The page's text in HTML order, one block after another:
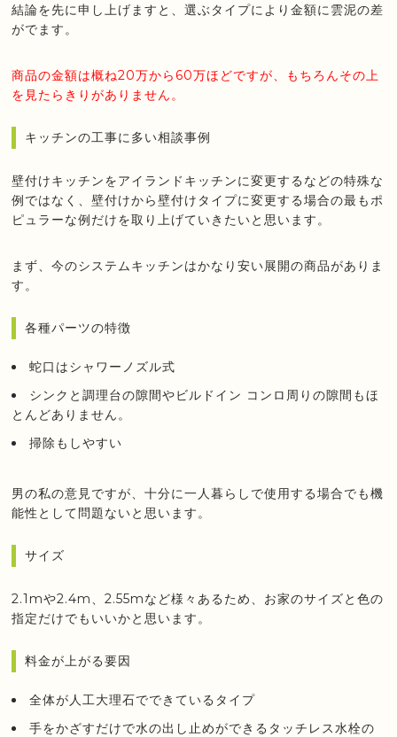
結論を先に申し上げますと、選ぶタイプにより金額に雲泥の差
がでます。
商品の金額は概ね20万から60万ほどですが、もちろんその上
を見たらきりがありません。
キッチンの工事に多い相談事例
壁付けキッチンをアイランドキッチンに変更するなどの特殊な
例ではなく、壁付けから壁付けタイプに変更する場合の最もポ
ピュラーな例だけを取り上げていきたいと思います。
まず、今のシステムキッチンはかなり安い展開の商品がありま
す。
各種パーツの特徴
蛇口はシャワーノズル式
シンクと調理台の隙間やビルドイン コンロ周りの隙間もほ
とんどありません。
掃除もしやすい
男の私の意見ですが、十分に一人暮らしで使用する場合でも機
能性として問題ないと思います。
サイズ
2.1mや2.4m、2.55mなど様々あるため、お家のサイズと色の
指定だけでもいいかと思います。
料金が上がる要因
全体が人工大理石でできているタイプ
手をかざすだけで水の出し止めができるタッチレス水栓の